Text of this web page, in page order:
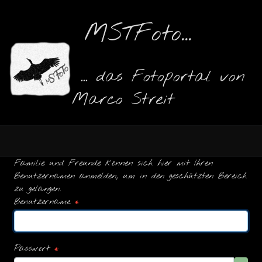
MSTFoto...
... das Fotoportal von
Marco Streit
Familie und Freunde können sich hier mit Ihren
Benutzernamen anmelden, um in den geschützten Bereich
zu gelangen.
Benutzername*
Passwort*